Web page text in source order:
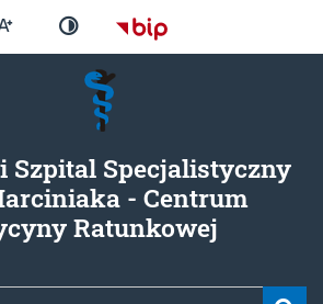
czcionka
Zmień kontrast Strona główna -
Szpital Specjalistyczny
- Centrum
Ratunkowej-